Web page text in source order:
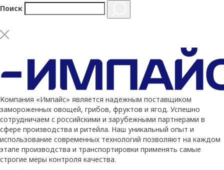
Поиск
Компания «Импайс» является надежным поставщиком
замороженных овощей, грибов, фруктов и ягод. Успешно
сотрудничаем с российскими и зарубежными партнерами в
сфере производства и ритейла. Наш уникальный опыт и
использование современных технологий позволяют на каждом
этапе производства и транспортировки применять самые
строгие меры контроля качества.